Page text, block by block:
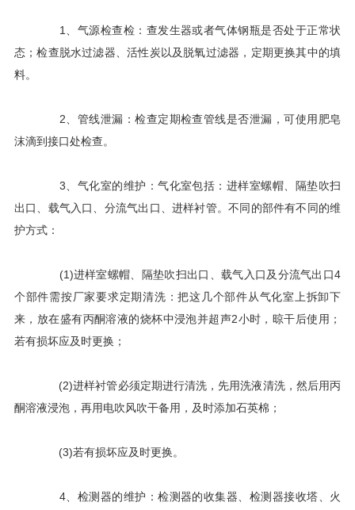
1、气源检查检：查发生器或者气体钢瓶是否处于正常状
态；检查脱水过滤器、活性炭以及脱氧过滤器，定期更换其中的填
料。
2、管线泄漏：检查定期检查管线是否泄漏，可使用肥皂
沫滴到接口处检查。
3、气化室的维护：气化室包括：进样室螺帽、隔垫吹扫
出口、载气入口、分流气出口、进样衬管。不同的部件有不同的维
护方式：
(1)进样室螺帽、隔垫吹扫出口、载气入口及分流气出口4
个部件需按厂家要求定期清洗：把这几个部件从气化室上拆卸下
来，放在盛有丙酮溶液的烧杯中浸泡并超声2小时，晾干后使用；
若有损坏应及时更换；
(2)进样衬管必须定期进行清洗，先用洗液清洗，然后用丙
酮溶液浸泡，再用电吹风吹干备用，及时添加石英棉；
(3)若有损坏应及时更换。
4、检测器的维护：检测器的收集器、检测器接收塔、火